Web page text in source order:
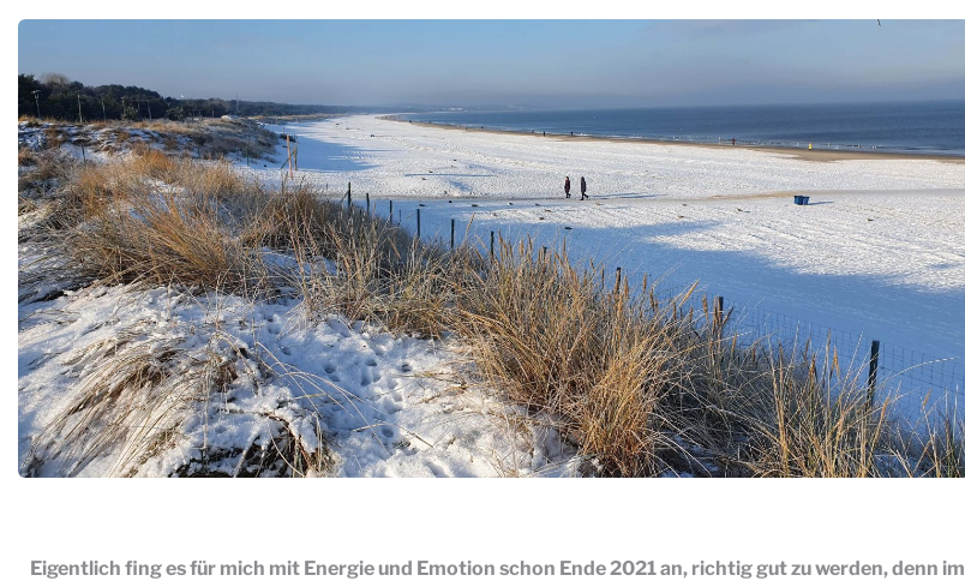
Eigentlich fing es für mich mit Energie und Emotion schon Ende 2021 an, richtig gut zu werden, denn im